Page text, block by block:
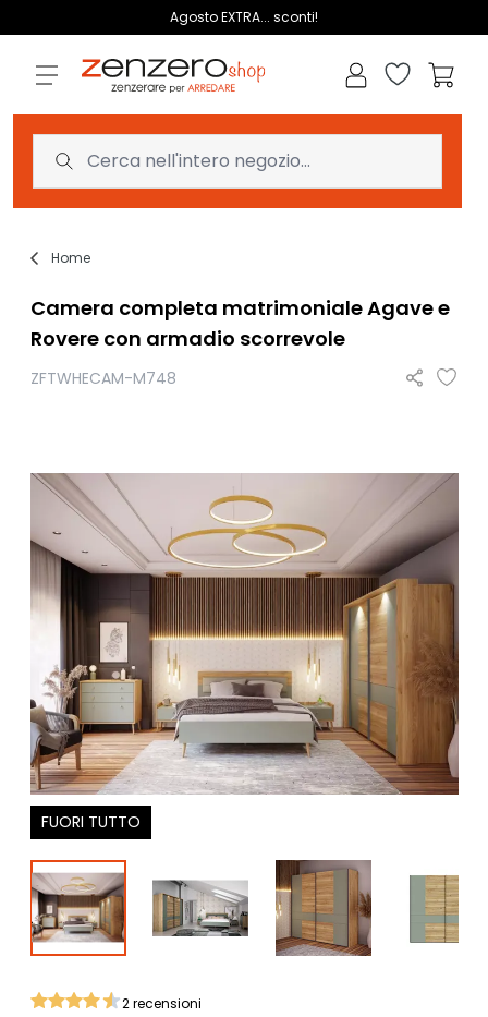
Agosto EXTRA... sconti!
Lista dei
Home
Camera completa matrimoniale Agave e
Rovere con armadio scorrevole
ZFTWHECAM-M748
FUORI TUTTO
2recensioni